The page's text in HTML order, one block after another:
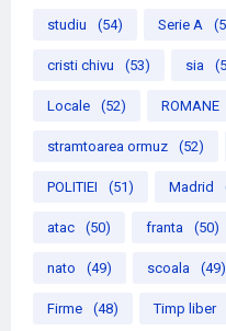
studiu (54) Serie A
cristi chivu (53) sia
Locale (52) ROMANE
stramtoarea ormuz (52)
POLITIEI (51) Madrid
atac (50) franta (50)
nato (49) scoala (49)
Firme (48) Timp liber